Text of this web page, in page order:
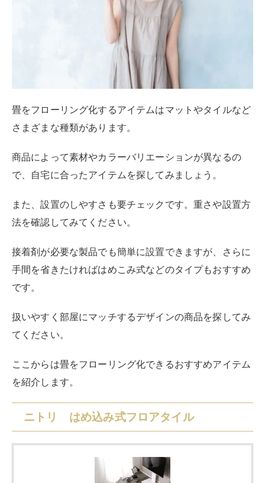
はめ込み式フロアタイル 12枚 （アッシュオー
ク）1.5畳分・6畳分 ニトリ
created by Rinker
¥7,880
(2026/08/05 15:13:27時点 楽天市場調べ-
Amazon
楽天市場
Yahooショッピング
ニトリのはめ込み式フロアタイルは、接着剤を使わずに
はめこむだけで簡単にフローリング化できるタイルで
す。
接着剤などによって下の畳を傷つけないので賃貸住宅で
も使いやすい
作業時間も短くて済み、平均的には約10分でフローリン
グ化が完了します。
防水・抗菌仕様で手入れがしやすく、熱に強いので床暖
房やホットカーペットも使えます。
カラーバリエーションが豊富なので、部屋の雰囲気に合
フロアタイルで迷っているならまずおすすめしたい商品